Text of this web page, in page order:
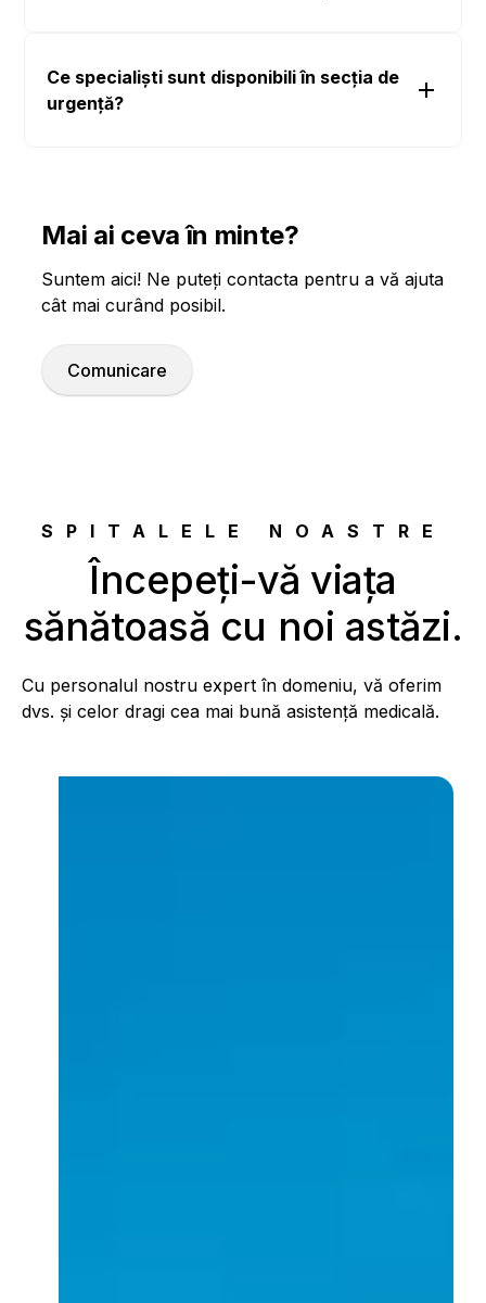
Ce specialiști sunt disponibili în secția de
urgență?
Mai ai ceva în minte?
Suntem aici! Ne puteți contacta pentru a vă ajuta
cât mai curând posibil.
Comunicare
SPITALELE NOASTRE
Începeți-vă viața
sănătoasă cu noi astăzi.
Cu personalul nostru expert în domeniu, vă oferim
dvs. și celor dragi cea mai bună asistență medicală.